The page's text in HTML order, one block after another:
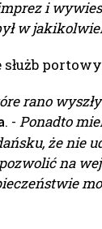
i
w
rano
. - Ponadto
że nie
na